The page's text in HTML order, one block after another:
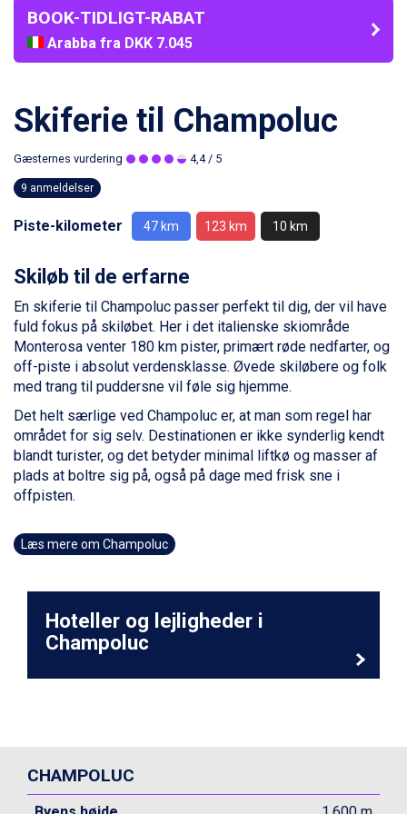
BOOK-TIDLIGT-RABAT
Arabba fra DKK 7.045
La Thuile fra DKK 4.595
Cervinia fra DKK 5.295
Sölden fra DKK 8.445
Passo Tonale fra DKK 3.795
Saalbach fra DKK 5.945
Champoluc fra DKK 3.795
Sestriere fra DKK 4.395
Fieberbrunn fra DKK 6.145
Ischgl fra DKK 7.095
St. Anton fra DKK 7.245
Zell am See fra DKK 4.095
Livigno fra DKK 4.145
Canazei fra DKK 4.745
Ponte di Legno fra DKK 4.745
Bad Gastein fra DKK 4.195
Sauze dOulx fra DKK 4.045
Arabba fra DKK 7.045
La Thuile fra DKK 4.595
Val Thorens fra DKK 5.395
Sölden fra DKK 8.445
Champoluc fra DKK 3.795
Sestriere fra DKK 4.395
Wagrain fra DKK 4.645
Canazei fra DKK 4.745
Ponte di Legno fra DKK 4.745
Skiferie til Champoluc
Gæsternes vurdering 4,4/ 5
9 anmeldelser
Piste-kilometer 47 km 123 km 10 km
Skiløb til de erfarne
En skiferie til Champoluc passer perfekt til dig, der vil have
fuld fokus på skiløbet. Her i det italienske skiområde
Monterosa venter 180 km pister, primært røde nedfarter, og
off-piste i absolut verdensklasse. Øvede skiløbere og folk
med trang til puddersne vil føle sig hjemme.
Det helt særlige ved Champoluc er, at man som regel har
området for sig selv. Destinationen er ikke synderlig kendt
blandt turister, og det betyder minimal liftkø og masser af
plads at boltre sig på, også på dage med frisk sne i
offpisten.
Læs mere om Champoluc
Hoteller og lejligheder i
Champoluc
CHAMPOLUC